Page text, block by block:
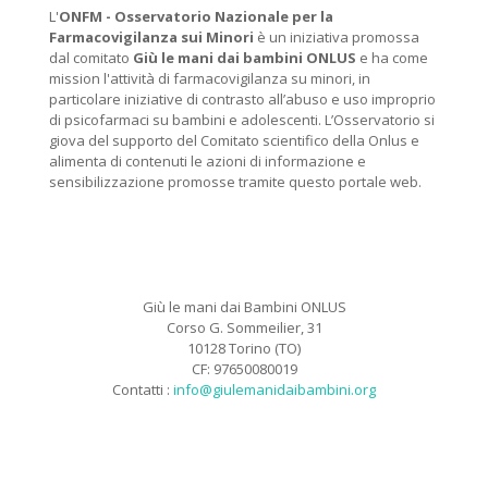
L'ONFM - Osservatorio Nazionale per la
Farmacovigilanza sui Minori è un iniziativa promossa
dal comitato Giù le mani dai bambini ONLUS e ha come
mission l'attività di farmacovigilanza su minori, in
particolare iniziative di contrasto all’abuso e uso improprio
di psicofarmaci su bambini e adolescenti. L’Osservatorio si
giova del supporto del Comitato scientifico della Onlus e
alimenta di contenuti le azioni di informazione e
sensibilizzazione promosse tramite questo portale web.
Giù le mani dai Bambini ONLUS
Corso G. Sommeilier, 31
10128 Torino (TO)
CF: 97650080019
Contatti : info@giulemanidaibambini.org